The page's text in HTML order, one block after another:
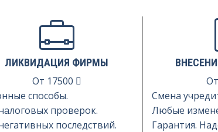
ЛИКВИДАЦИЯ ФИРМЫ
От 17500
способы.
проверок.
последствий.
От
Смена
Любые
Гарантия.